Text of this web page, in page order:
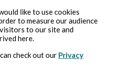
like to use cookies
to measure our audience
to our site and
here.
check out our Privacy